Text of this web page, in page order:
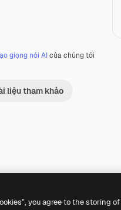
giọng nói AIcủa chúng tôi
liệu tham khảo
you agree to the storing